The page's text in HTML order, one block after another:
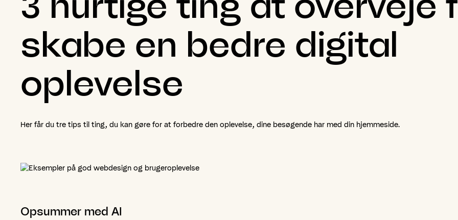
skabe en bedre digital
oplevelse
Her får du tre tips til ting, du kan gøre for at forbedre den oplevelse, dine besøgende har med din hjemmeside.
Opsummer med AI